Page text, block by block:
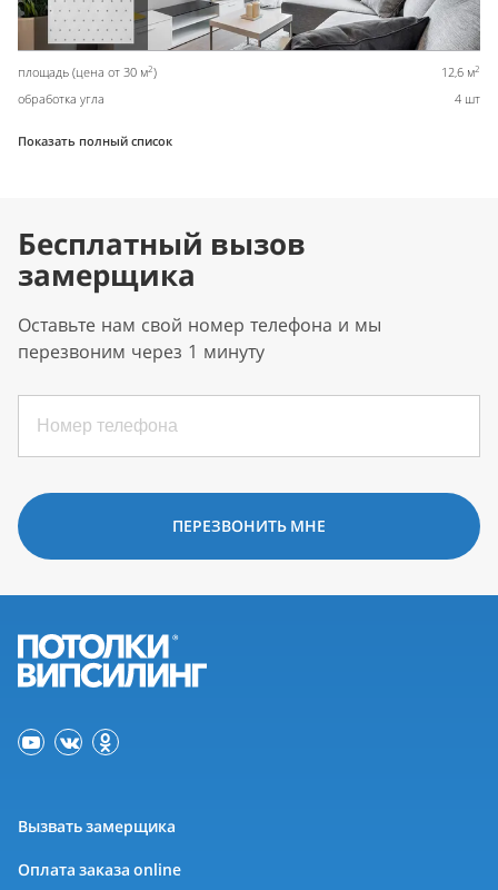
площадь (цена от 30 м2) 12,6 м2
обработка угла 4 шт
Показать полный список
Бесплатный вызов
замерщика
Оставьте нам свой номер телефона и мы
перезвоним через 1 минуту
ПЕРЕЗВОНИТЬ МНЕ
Вызвать замерщика
Оплата заказа online